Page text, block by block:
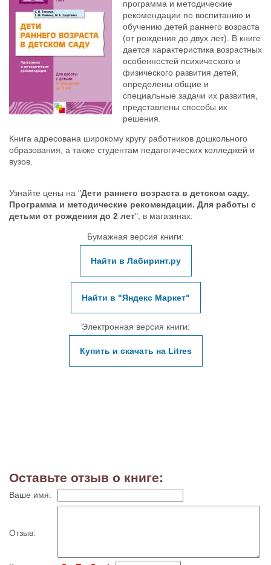
программа и методические
рекомендации по воспитанию и
обучению детей раннего возраста
(от рождения до двух лет). В книге
дается характеристика возрастных
особенностей психического и
физического развития детей,
определены общие и
специальные задачи их развития,
представлены способы их
решения.
Книга адресована широкому кругу работников дошкольного
образования, а также студентам педагогических колледжей и
вузов.
Узнайте цены на "Дети раннего возраста в детском саду.
Программа и методические рекомендации. Для работы с
детьми от рождения до 2 лет", в магазинах:
Бумажная версия книги:
Найти в Лабиринт.ру
Найти в "Яндекс Маркет"
Электронная версия книги:
Купить и скачать на Litres
Оставьте отзыв о книге:
Ваше имя:
Отзыв: